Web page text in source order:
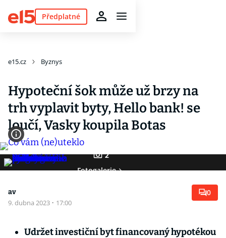
Předplatné
e15.cz Byznys
Hypoteční šok může už brzy na
trh vyplavit byty, Hello bank! se
loučí, Vasky koupila Botas
2
Fotogalerie
av
9. dubna 2023 · 17:00
0
Udržet investiční byt financovaný hypotékou